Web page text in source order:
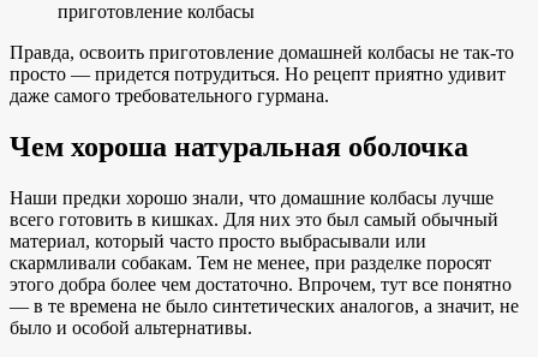
приготовление колбасы
Правда, освоить приготовление домашней колбасы не так-то
просто — придется потрудиться. Но рецепт приятно удивит
даже самого требовательного гурмана.
Чем хороша натуральная оболочка
Наши предки хорошо знали, что домашние колбасы лучше
всего готовить в кишках. Для них это был самый обычный
материал, который часто просто выбрасывали или
скармливали собакам. Тем не менее, при разделке поросят
этого добра более чем достаточно. Впрочем, тут все понятно
— в те времена не было синтетических аналогов, а значит, не
было и особой альтернативы.